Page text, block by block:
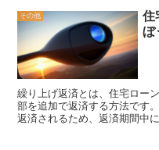
促進することを目指しています。 国土利用計画法は、国土の
関する基本的なルールや指針
けた具体的な施策の実施を支
体や関係機関は、国土利用計
するための施策を計画し、実施す
計画法は、国土の有効な利用
な法律です。地方自治体や関
ら、地域の発展に向けた計画
土利用計画法の適切な実施に
歩を踏み出すことができるで
や床材、家具などの素材や色
を適切にコーディネートする
現することができます。例え
で、部屋全体が明るく開放的
家具やアクセサリーの配置も
間の使い勝手や機能性を高めることがで
コーディネートは重要な要素
ン、素材の選定など、様々な
一体感や美しさを演出するこ
彩を内部のデザインと調和さ
その他
住
ぼ
繰り上げ返済とは、住宅ロー
部を追加で返済する方法です
返済されるため、返済期間中